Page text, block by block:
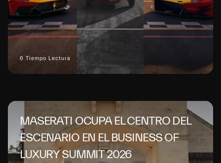
6 Tiempo Lectura
MASERATI OCUPA EL CENTRO DEL
ESCENARIO EN EL BUSINESS OF
LUXURY SUMMIT 2026